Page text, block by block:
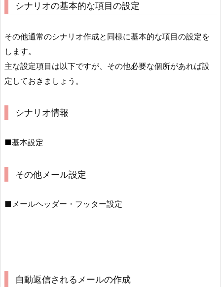
シナリオの基本的な項目の設定
その他通常のシナリオ作成と同様に基本的な項目の設定を
します。
主な設定項目は以下ですが、その他必要な個所があれば設
定しておきましょう。
シナリオ情報
■基本設定
その他メール設定
■メールヘッダー・フッター設定
自動返信されるメールの作成